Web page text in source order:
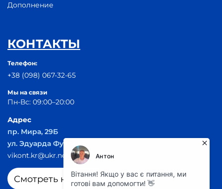
Дополнение
КОНТАКТЫ
Телефон:
+38 (098) 067-32-65
Мы на связи
Пн-Вс: 09:00–20:00
Адрес
пр. Мира, 29Б
ул. Эдуарда Фукса 55
vikont.kr@ukr.net
Смотреть на карте